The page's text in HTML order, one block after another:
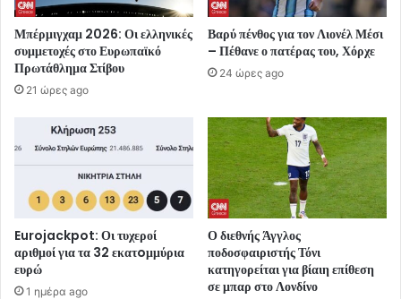
Μπέρμιγχαμ 2026: Οι ελληνικές
συμμετοχές στο Ευρωπαϊκό
Πρωτάθλημα Στίβου
21 ώρες ago
Βαρύ πένθος για τον Λιονέλ Μέσι
– Πέθανε ο πατέρας του, Χόρχε
24 ώρες ago
Eurojackpot: Οι τυχεροί
αριθμοί για τα 32 εκατoμμύρια
ευρώ
1 ημέρα ago
Ο διεθνής Άγγλος
ποδοσφαιριστής Τόνι
κατηγορείται για βίαιη επίθεση
σε μπαρ στο Λονδίνο